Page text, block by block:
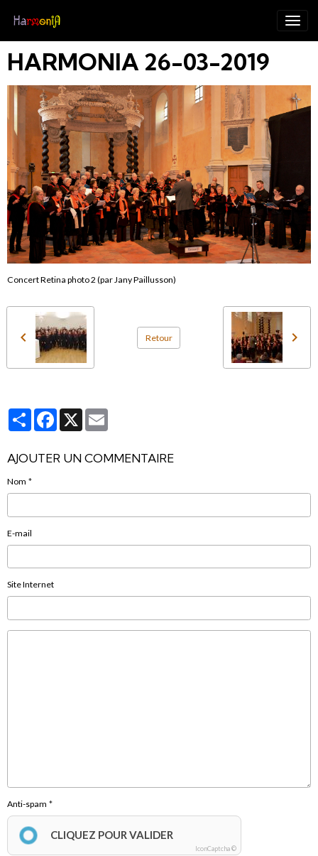
HARMONIA 26-03-2019
Concert Retina photo 2 (par Jany Paillusson)
Retour
PartagerFacebook
X
AJOUTER UN COMMENTAIRE
Nom
E-mail
Site Internet
Anti-spam
CLIQUEZ POUR VALIDER
IconCaptcha ©